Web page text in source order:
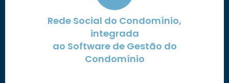
Rede Social do Condomínio,
integrada
ao Software de Gestão do
Condomínio